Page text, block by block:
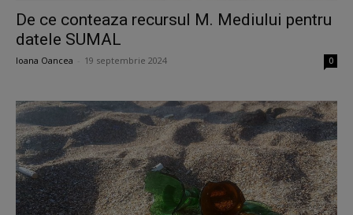
De ce conteaza recursul M. Mediului pentru
datele SUMAL
Ioana Oancea 19 septembrie 2024 0